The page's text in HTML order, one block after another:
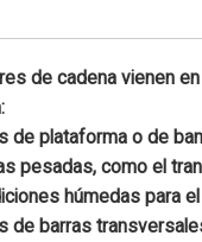
de cadena vienen
de plataforma o de
pesadas, como el
húmedas para
de barras